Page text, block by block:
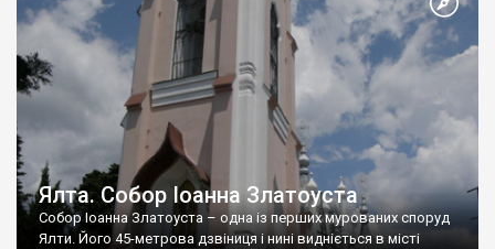
Ялта. Собор Іоанна Златоуста
Собор Іоанна Златоуста – одна із перших мурованих споруд
Ялти. Його 45-метрова дзвіниця і нині видніється в місті